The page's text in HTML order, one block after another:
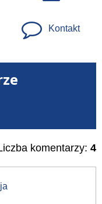
Kontakt
komentarzy: 4